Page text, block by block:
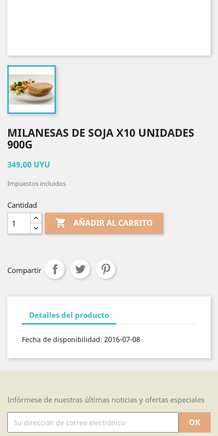
MILANESAS DE SOJA X10 UNIDADES
900G
349,00 UYU
Impuestos incluidos
Cantidad
 AÑADIR AL CARRITO
Compartir
Detalles del producto
Fecha de disponibilidad: 2016-07-08
Infórmese de nuestras últimas noticias y ofertas especiales